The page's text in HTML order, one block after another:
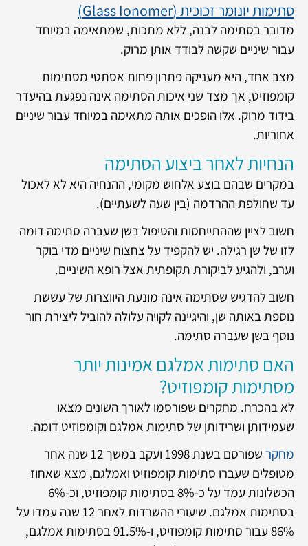
סתימות יונומר זכוכית (Glass Ionomer
)
מדובר בסתימה לבנה, ללא מתכות, שמתאימה במיוחד
עבור שיניים שקשה לבודד אותן מרוק.
מצב אחד, היא מעניקה פתרון פחות אסתטי מסתימות
קומפוזיט, אך מצד שני איכות הסתימה אינה נפגעת בהיעדר
בידוד מרוק. אלו הופכים אותה מתאימה במיוחד עבור שיניים
אחוריות.
הנחיות לאחר ביצוע הסתימה
במקרים שבהם בוצע אלחוש מקומי, ההנחיה היא לא לאכול
עד שחולפת ההרדמה (בין שעה לשעתיים).
חשוב לציין שההתייחסות והטיפול בשן שעברה סתימה דומה
לזו של שן רגילה. יש להקפיד על צחצוח שיניים מדי בוקר
וערב, ולהגיע לביקורת תקופתית אצל רופא השיניים.
חשוב להדגיש שסתימה אינה מונעת היווצרות של עששת
נוספת באותה שן, והיגיינה לקויה עלולה להוביל ליצירת חור
נוסף בשן שעברה סתימה.
האם סתימות אמלגם אמינות יותר
מסתימות קומפוזיט?
לא בהכרח. מחקרים שפורסמו לאורך השונים מצאו
שעמידותן ושרידותן של סתימות אמלגם וקומפוזיט דומה.
מחקר
שפורסם בשנת 1998 ועקב במשך 12 שנה אחר
מטופלים שעברו סתימות קומפוזיט ואמלגם, מצא שאחוז
הכשלונות עמד על כ-8% בסתימות קומפוזיט, וכ-6%
בסתימות אמלגם. שיעורי ההשרדות לאחר 12 שנה עמדו על
86% עבור סתימות קומפוזיט, ו-91.5% בסתימות אמלגם,